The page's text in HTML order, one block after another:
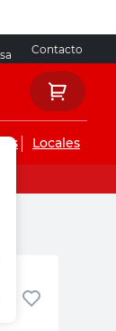
Contacto
Locales